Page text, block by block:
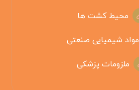
محیط کشت ها
مواد شیمیایی صنعتی
ملزومات پزشکی